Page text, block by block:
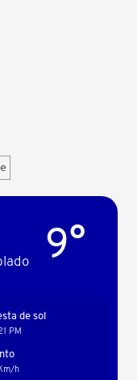
9°
de sol
PM
h